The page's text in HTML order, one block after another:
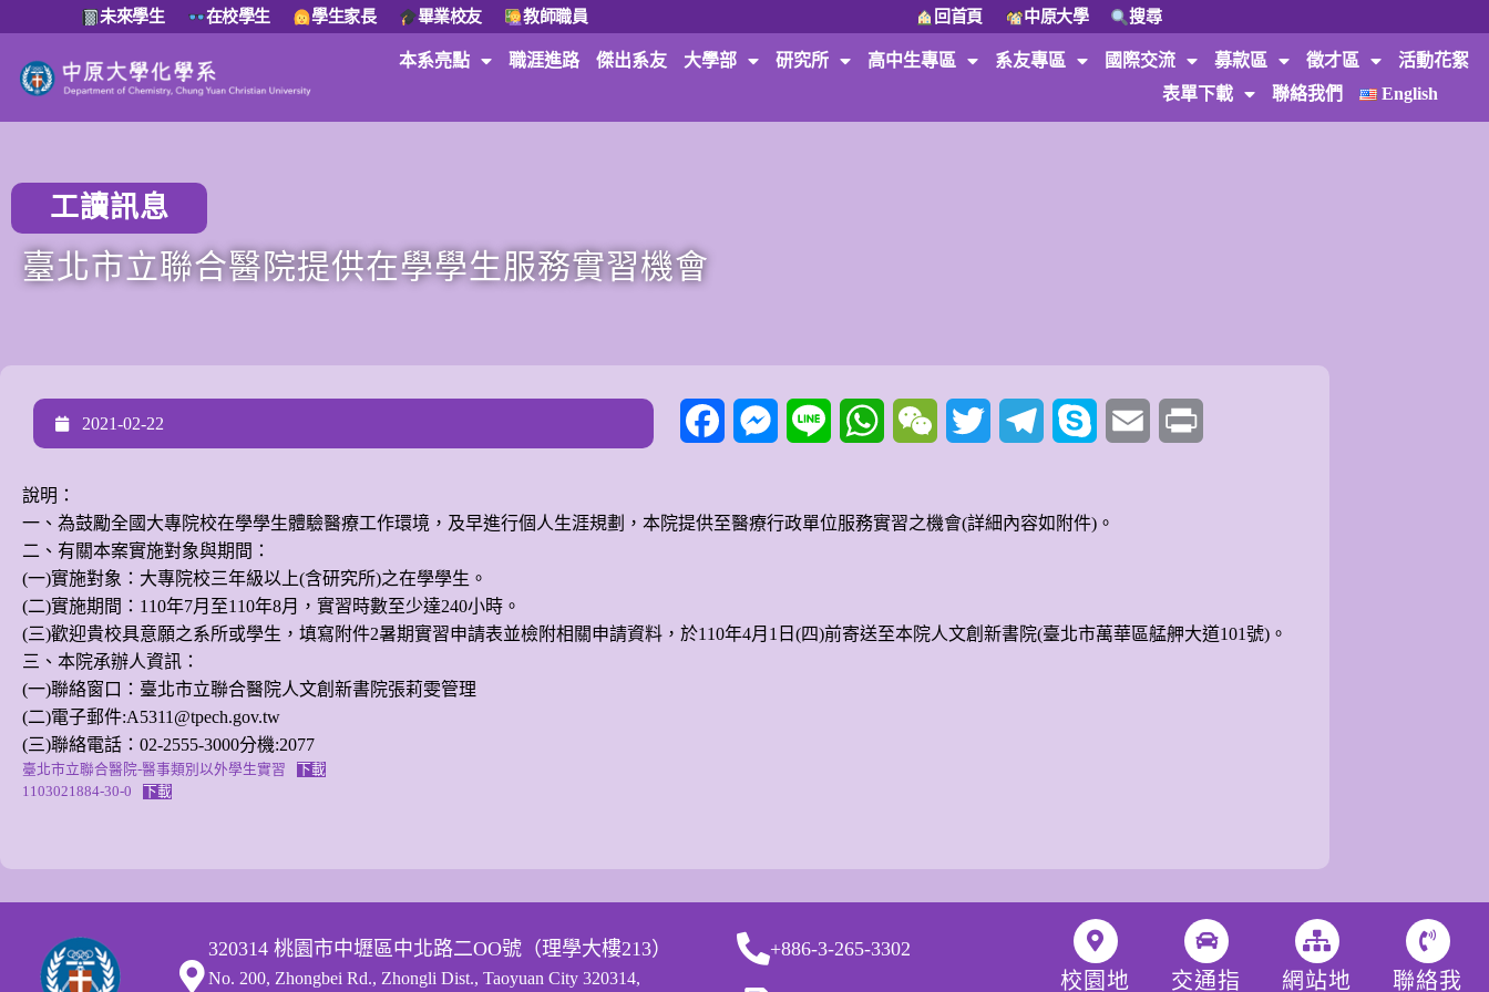
未來學生 在校學生 學生家長 畢業校友 教師職員 回首頁 中原大學 搜尋
本系亮點 職涯進路 傑出系友 大學部 研究所 高中生專區 系友專區 國際交流 募款區 徵才區
活動花絮
表單下載
聯絡我們 English
工讀訊息
臺北市立聯合醫院提供在學學生服務實習機會
2021-02-22 FacebookMessengerLine WhatsAppWeChat Twitter Telegram Skype Email
說明：
一、為鼓勵全國大專院校在學學生體驗醫療工作環境，及早進行個人生涯規劃，本院提供至醫療行政單位服務實習之機會(詳細內容如附件)。
二、有關本案實施對象與期間：
(一)實施對象：大專院校三年級以上(含研究所)之在學學生。
(二)實施期間：110年7月至110年8月，實習時數至少達240小時。
(三)歡迎貴校具意願之系所或學生，填寫附件2暑期實習申請表並檢附相關申請資料，於110年4月1日(四)前寄送至本院人文創新書院(臺北市萬華區艋舺大道101號)。
三、本院承辦人資訊：
(一)聯絡窗口：臺北市立聯合醫院人文創新書院張莉雯管理
(二)電子郵件:A5311@tpech.gov.tw
(三)聯絡電話：02-2555-3000分機:2077
臺北市立聯合醫院-醫事類別以外學生實習
下載
1103021884-30-0
下載
320314 桃園市中壢區中北路二OO號（理學大樓213）
No. 200, Zhongbei Rd., Zhongli Dist., Taoyuan City 320314,
+886-3-265-3302
校園地 交通指 網站地 聯絡我